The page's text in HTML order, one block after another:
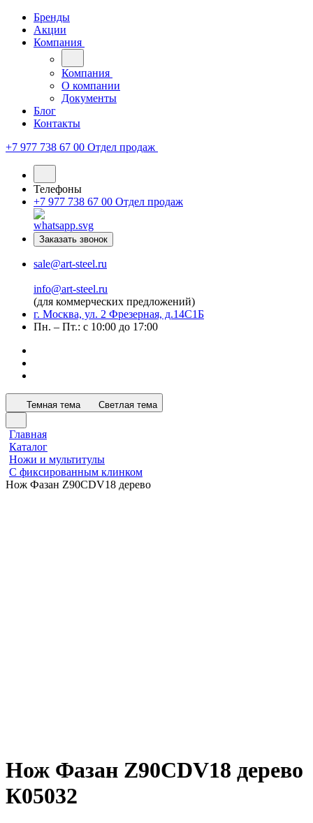
Бренды
Акции
Компания
Компания
О компании
Документы
Блог
Контакты
+7 977 738 67 00 Отдел продаж
Телефоны
+7 977 738 67 00 Отдел продаж
Заказать звонок
sale@art-steel.ru
info@art-steel.ru
(для коммерческих предложений)
г. Москва, ул. 2 Фрезерная, д.14С1Б
Пн. – Пт.: с 10:00 до 17:00
Темная тема Светлая тема
Главная
Каталог
Ножи и мультитулы
С фиксированным клинком
Нож Фазан Z90CDV18 дерево
Нож Фазан Z90CDV18 дерево
К05032